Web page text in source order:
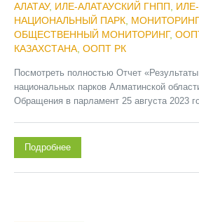
АЛАТАУ, ИЛЕ-АЛАТАУСКИЙ ГНПП
НАЦИОНАЛЬНЫЙ ПАРК
ОБЩЕСТВЕННЫЙ МОНИТОРИНГ,
КАЗАХСТАНА ООПТ РК
Посмотреть полностью Отчет
национальных парков Алматинской
Обращения в парламент 25 августа 2023
Подробнее